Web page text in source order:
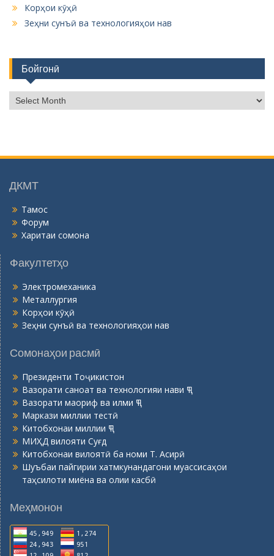
Корҳои кӯҳӣ
Зеҳни сунъӣ ва технологияҳои нав
Бойгонӣ
о
н
ДКМТ
Тамос
Форум
Харитаи сомона
Факултетҳо
Электромеханика
Металлургия
Корҳои кӯҳӣ
Зеҳни сунъӣ ва технологияҳои нав
Сомонаҳои расмӣ
Президенти Тоҷикистон
Вазорати саноат ва технологияи нави ҶТ
Вазорати маориф ва илми ҶТ
Маркази миллии тестӣ
Китобхонаи миллии ҶТ
МИҲД вилояти Суғд
Китобхонаи вилоятӣ ба номи Т. Асирӣ
Шуъбаи пайгирии хатмкунандагони муассисаҳои
таҳсилоти миёна ва олии касбӣ
Меҳмонон